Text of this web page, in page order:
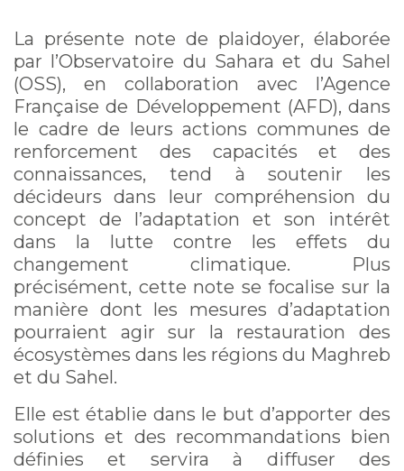
La présente note de plaidoyer, élaborée
par l’Observatoire du Sahara et du Sahel
(OSS), en collaboration avec l’Agence
Française de Développement (AFD), dans
le cadre de leurs actions communes de
renforcement des capacités et des
connaissances, tend à soutenir les
décideurs dans leur compréhension du
concept de l’adaptation et son intérêt
dans la lutte contre les effets du
changement climatique. Plus
précisément, cette note se focalise sur la
manière dont les mesures d’adaptation
pourraient agir sur la restauration des
écosystèmes dans les régions du Maghreb
et du Sahel.
Elle est établie dans le but d’apporter des
solutions et des recommandations bien
définies et servira à diffuser des